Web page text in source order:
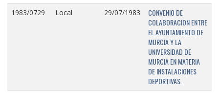
1983/0729 Local 29/07/1983
CONVENIO DE
COLABORACION ENTRE
EL AYUNTAMIENTO DE
MURCIA Y LA
UNIVERSIDAD DE
MURCIA EN MATERIA
DE INSTALACIONES
DEPORTIVAS.